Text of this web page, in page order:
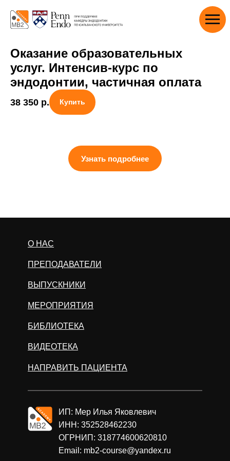
Оказание образовательных
услуг. Интенсив-курс по
эндодонтии, частичная оплата
38 350 р. Купить
Узнать подробнее
О НАС
ПРЕПОДАВАТЕЛИ
МЕРОПРИЯТИЯ
ВИДЕОТЕКА
БИБЛИОТЕКА
НАПРАВИТЬ ПАЦИЕНТА
ИП: Мер Илья Яковлевич
ИНН: 352528462230
ОГРНИП: 318774600620810
Email: mb2-course@yandex.ru
ВЫПУСКНИКИ